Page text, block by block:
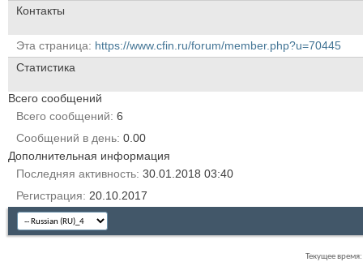
Контакты
Эта страница
https://www.cfin.ru/forum/member.php?u=70445
Статистика
Всего сообщений
Всего сообщений 6
Сообщений в день 0.00
Дополнительная информация
Последняя активность 30.01.2018 03:40
Регистрация
20.10.2017
Текущее время: